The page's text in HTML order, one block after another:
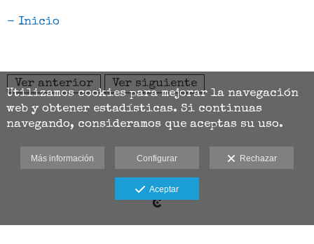
- Inicio
Ver anterior Ver siguiente
Utilizamos cookies para mejorar la navegación
web y obtener estadísticas. Si continuas
navegando, consideramos que aceptas su uso.
Más información Configurar Rechazar
Aceptar